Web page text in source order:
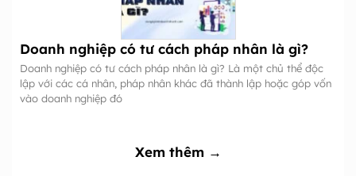
Doanh nghiệp có tư cách pháp nhân là gì?
Doanh nghiệp có tư cách pháp nhân là gì? Là một chủ thể độc
lập với các cá nhân, pháp nhân khác đã thành lập hoặc góp vốn
vào doanh nghiệp đó
Xem thêm →